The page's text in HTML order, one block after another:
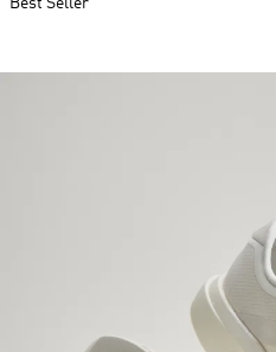
Best Seller